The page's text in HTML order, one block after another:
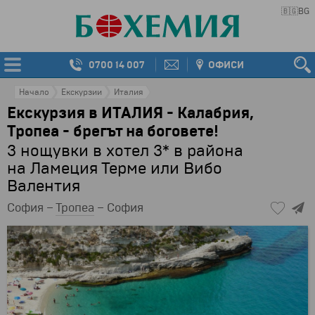
🇧🇬BG
0700 14 007 ОФИСИ
Начало Екскурзии Италия
Екскурзия в ИТАЛИЯ - Калабрия,
Тропеа - брегът на боговете!
3 нощувки в хотел 3* в района
на Ламеция Терме или Вибо
Валентия
София –Тропеа – София